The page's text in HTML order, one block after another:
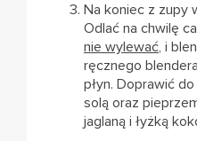
Na koniec z zupy
Odlać na chwilę
nie wylewać, i
ręcznego
płyn. Doprawić
solą oraz
jaglaną i łyżką